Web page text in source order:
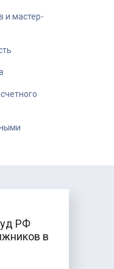
и мастер-
РФ
в